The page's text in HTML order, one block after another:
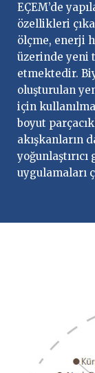
EÇEM’de
özellikleri
ölçme, enerji
üzerinde yeni
etmektedir.
oluşturulan
için
boyut
akışkanların
uygulamaları